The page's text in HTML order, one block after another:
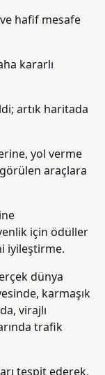
hafif mesafe
kararlı
artık haritada
yol verme
araçlara
için ödüller
iyileştirme.
dünya
karmaşık
virajlı
trafik
tespit ederek,